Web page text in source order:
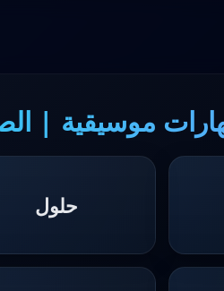
موسيقية |
حلول